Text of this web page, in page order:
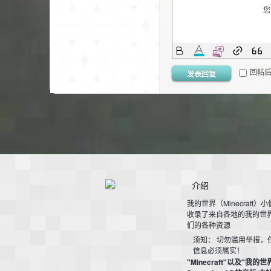
发表回复 回帖
介绍
我的世界（Minecraft）小
收录了来自各地的我的世
们的各种资源
须知： 切勿滥用举报，
信息必须属实！
"Minecraft"以及"我的世